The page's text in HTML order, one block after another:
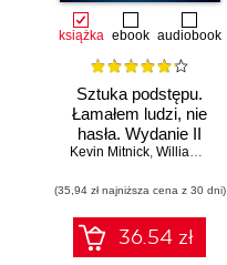
książka ebook audiobook
Sztuka podstępu.
Łamałem ludzi, nie
hasła. Wydanie II
Kevin Mitnick, William L. Simon
(35,94 zł najniższa cena z 30 dni)
36.54 zł